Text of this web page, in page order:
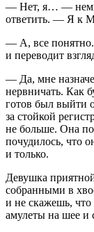
— Нет, я… —
ответить. — Я к
— А, все
и переводит
— Да, мне
нервничать. Как
готов был выйти
за стойкой
не больше. Она
почудилось, что
и только.
Девушка
собранными в
и не скажешь, что
амулеты на шее и